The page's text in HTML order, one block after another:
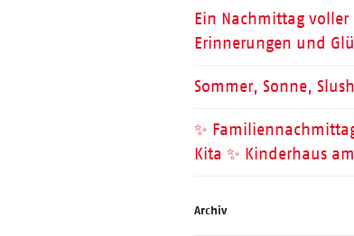
Ein Nachmittag voller
Erinnerungen und
Sommer, Sonne,
✨
Kita ✨ Kinderhaus
Archiv